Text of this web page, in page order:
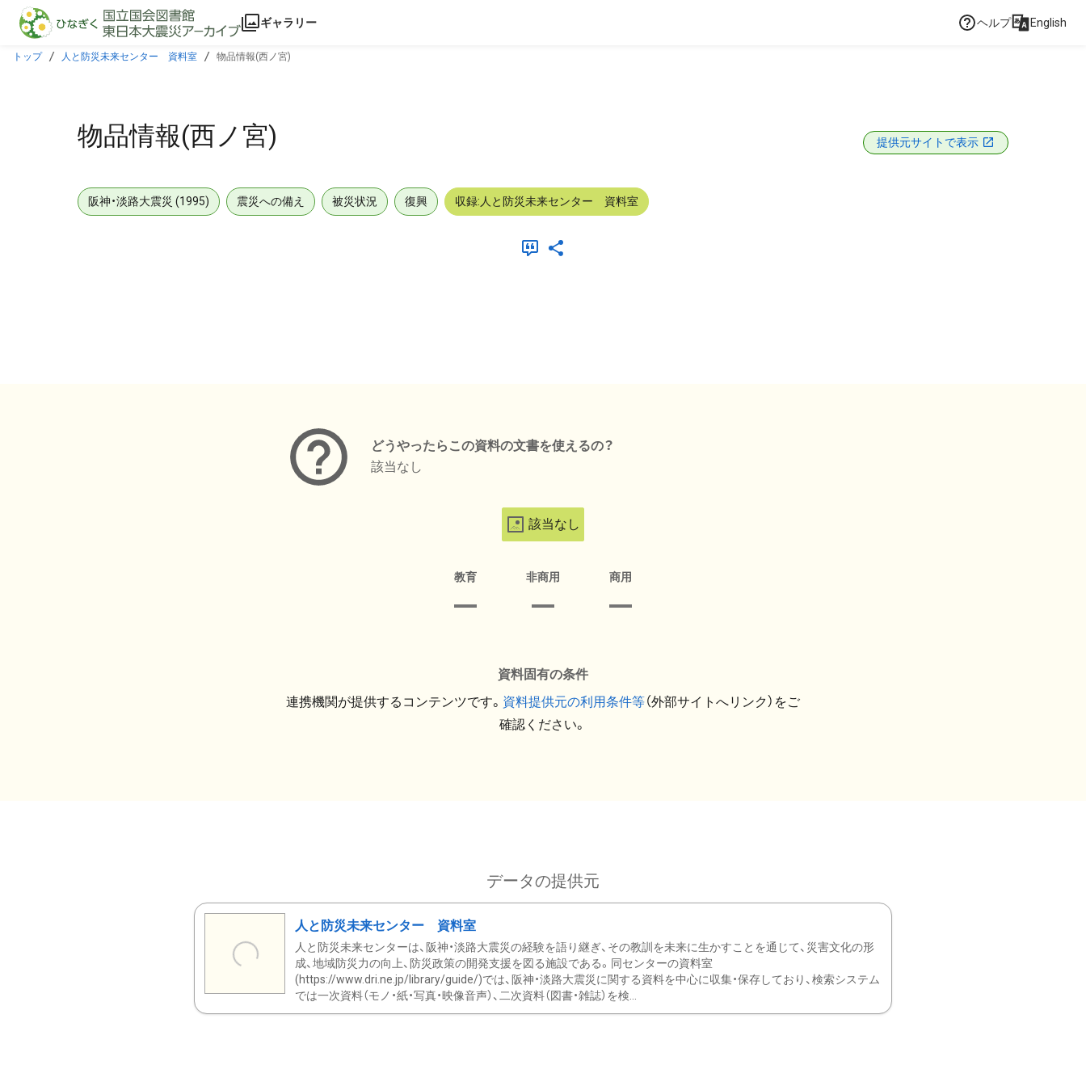
本文に飛ぶ
ギャラリー ヘルプ English
トップ 人と防災未来センター 資料室 物品情報(西ノ宮)
物品情報(西ノ宮) 提供元サイトで表示
阪神・淡路大震災 (1995) 震災への備え 被災状況 復興 収録:人と防災未来センター 資料室
どうやったらこの資料の文書を使えるの？
該当なし
該当なし
教育 非商用 商用
資料固有の条件
連携機関が提供するコンテンツです。 資料提供元の利用条件等（外部サイトへリンク）をご
確認ください。
データの提供元
人と防災未来センター 資料室
人と防災未来センターは、阪神・淡路大震災の経験を語り継ぎ、その教訓を未来に生かすことを通じて、災害文化の形
成、地域防災力の向上、防災政策の開発支援を図る施設である。同センターの資料室
(https://www.dri.ne.jp/library/guide/)では、阪神・淡路大震災に関する資料を中心に収集・保存しており、検索システム
では一次資料（モノ・紙・写真・映像音声）、二次資料（図書・雑誌）を検...